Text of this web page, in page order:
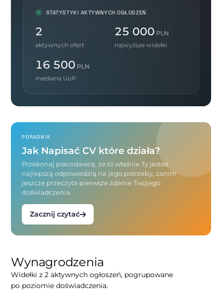
STATYSTYKI AKTYWNYCH OGŁOSZEŃ
2
aktywnych ofert
25 000 PLN
najwyższe widełki
16 500 PLN
mediana UoP
PORADNIK
Jak Napisać CV które działa?
Przekonaj pracodawcę, że to właśnie Ty jesteś
najlepszą odpowiedzią na jego potrzeby, zanim
jeszcze przeczyta pierwsze zdanie Twojego
doświadczenia.
Zacznij czytać
Wynagrodzenia
Widełki z 2 aktywnych ogłoszeń, pogrupowane
po poziomie doświadczenia.